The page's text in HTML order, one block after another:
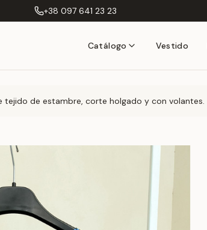
+38 097 641 23 23
Catálogo Vestido
tejido de estambre, corte holgado y con volantes.